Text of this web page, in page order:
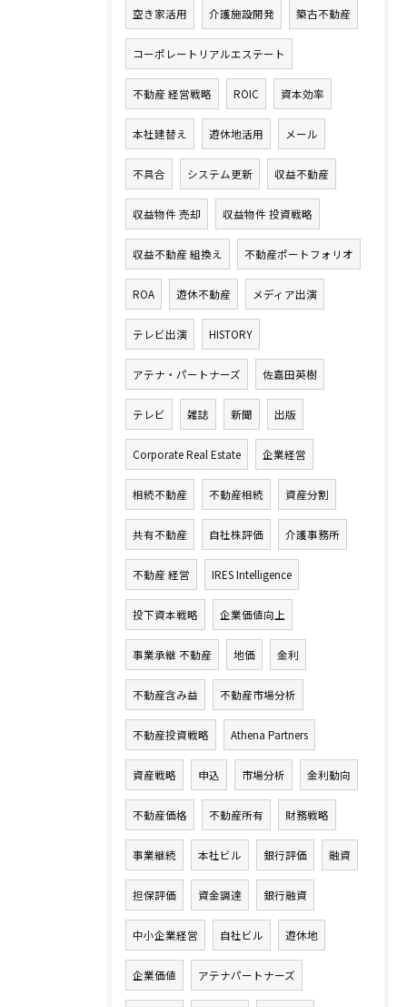
空き家活用 介護施設開発 築古不動産
コーポレートリアルエステート
不動産 経営戦略 ROIC 資本効率
本社建替え 遊休地活用 メール
不具合 システム更新 収益不動産
収益物件 売却 収益物件 投資戦略
収益不動産 組換え 不動産ポートフォリオ
ROA 遊休不動産 メディア出演
テレビ出演 HISTORY
アテナ・パートナーズ 佐嘉田英樹
テレビ 雑誌 新聞 出版
Corporate Real Estate 企業経営
相続不動産 不動産相続 資産分割
共有不動産 自社株評価 介護事務所
不動産 経営 IRES Intelligence
投下資本戦略 企業価値向上
事業承継 不動産 地価 金利
不動産含み益 不動産市場分析
不動産投資戦略 Athena Partners
資産戦略 申込 市場分析 金利動向
不動産価格 不動産所有 財務戦略
事業継続 本社ビル 銀行評価 融資
担保評価 資金調達 銀行融資
中小企業経営 自社ビル 遊休地
企業価値 アテナパートナーズ